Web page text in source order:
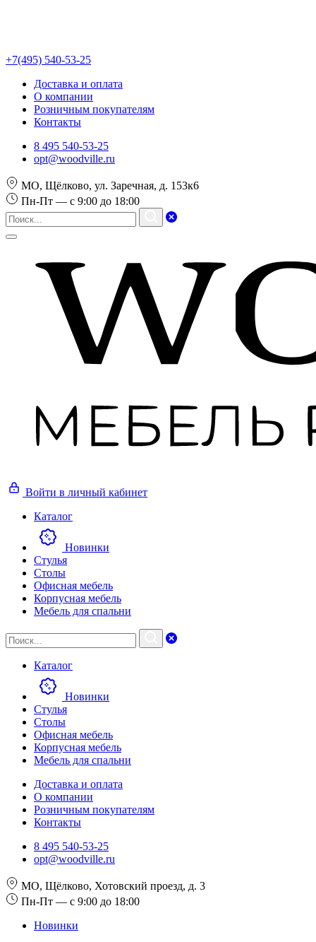
+7(495) 540-53-25
Доставка и оплата
О компании
Розничным покупателям
Контакты
8 495 540-53-25
opt@woodville.ru
МО, Щёлково, ул. Заречная, д. 153к6
Пн-Пт — с 9:00 до 18:00
Войти в личный кабинет
Каталог
Новинки
Стулья
Столы
Офисная мебель
Корпусная мебель
Мебель для спальни
Каталог
Новинки
Стулья
Столы
Офисная мебель
Корпусная мебель
Мебель для спальни
Доставка и оплата
О компании
Розничным покупателям
Контакты
8 495 540-53-25
opt@woodville.ru
МО, Щёлково, Хотовский проезд, д. 3
Пн-Пт — с 9:00 до 18:00
Новинки